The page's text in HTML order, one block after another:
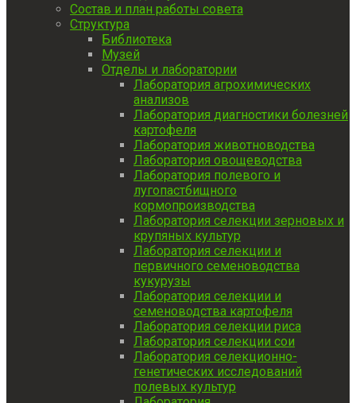
Состав и план работы совета
Структура
Библиотека
Музей
Отделы и лаборатории
Лаборатория агрохимических
анализов
Лаборатория диагностики болезней
картофеля
Лаборатория животноводства
Лаборатория овощеводства
Лаборатория полевого и
лугопастбищного
кормопроизводства
Лаборатория селекции зерновых и
крупяных культур
Лаборатория селекции и
первичного семеноводства
кукурузы
Лаборатория селекции и
семеноводства картофеля
Лаборатория селекции риса
Лаборатория селекции сои
Лаборатория селекционно-
генетических исследований
полевых культур